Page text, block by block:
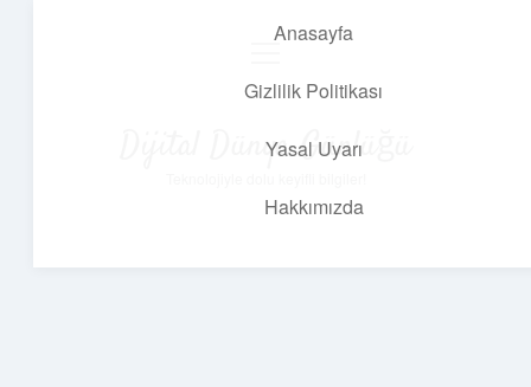
Anasayfa
Gizlilik Politikası
Yasal Uyarı
Hakkımızda
Dijital Dünya Günlüğü